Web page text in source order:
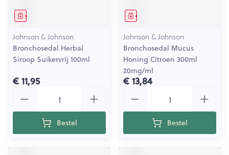
Geneesmiddel
Johnson & Johnson
Bronchosedal Herbal
Siroop Suikervrij 100ml
€ 11,95
Bestel
Geneesmiddel
Johnson & Johnson
Bronchosedal Mucus
Honing Citroen 300ml
20mg/ml
€ 13,84
Bestel